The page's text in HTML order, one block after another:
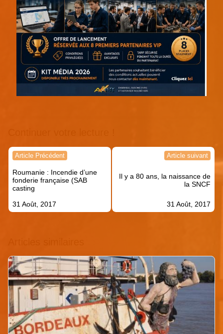
Navigation
l’article
Article Précédent
Roumanie : Incendie d’une
fonderie française (SAB
casting
31 Août, 2017
Article suivant
Il y a 80 ans, la naissance de
la SNCF
31 Août, 2017